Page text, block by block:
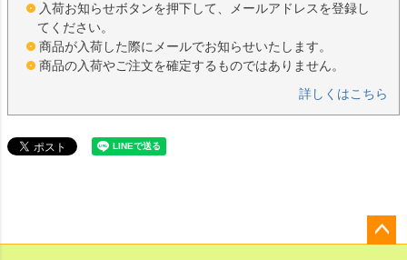
入荷お知らせボタンを押下して、メールアドレスを登録し
てください。
商品が入荷した際にメールでお知らせいたします。
商品の入荷やご注文を確定するものではありません。
詳しくはこちら